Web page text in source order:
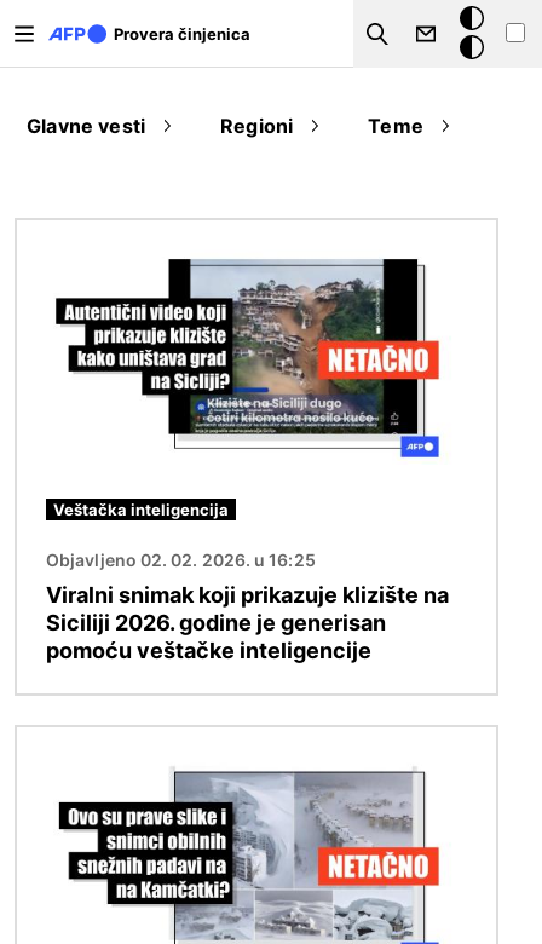
Provera činjenica
Search
Tamna
pozadina
Glavne vesti Regioni Teme
Veštačka inteligencija
Objavljeno 02. 02. 2026. u 16:25
Viralni snimak koji prikazuje klizište na
Siciliji 2026. godine je generisan
pomoću veštačke inteligencije